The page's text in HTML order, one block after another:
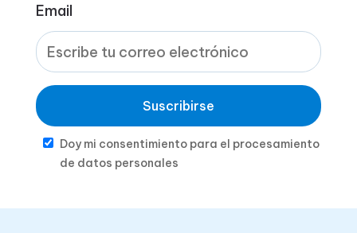
Email
Suscribirse
Doy mi consentimiento para el procesamiento
de datos personales